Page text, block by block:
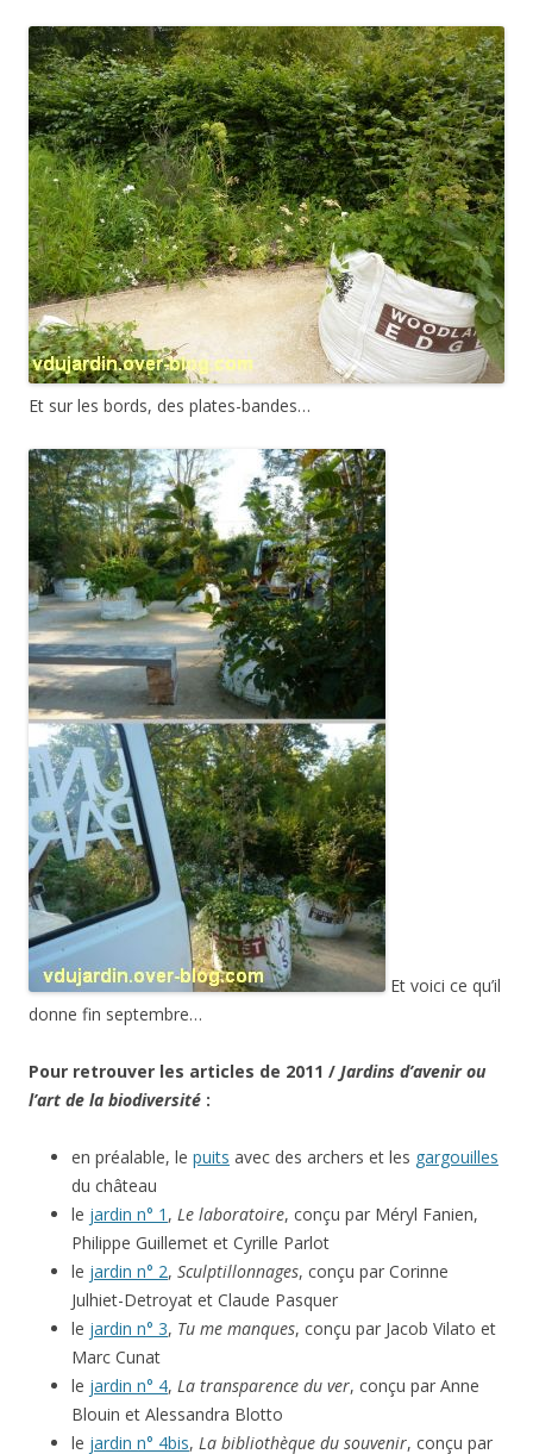
Et sur les bords, des plates-bandes…
Et voici ce qu’il
donne fin septembre…
Pour retrouver les articles de 2011 / Jardins d’avenir ou
l’art de la biodiversité :
en préalable, le puits avec des archers et les gargouilles
du château
le jardin n° 1 , Le laboratoire, conçu par Méryl Fanien,
Philippe Guillemet et Cyrille Parlot
le jardin n° 2, Sculptillonnages, conçu par Corinne
Julhiet-Detroyat et Claude Pasquer
le jardin n° 3, Tu me manques, conçu par Jacob Vilato et
Marc Cunat
le jardin n° 4, La transparence du ver, conçu par Anne
Blouin et Alessandra Blotto
le jardin n° 4bis, La bibliothèque du souvenir, conçu par